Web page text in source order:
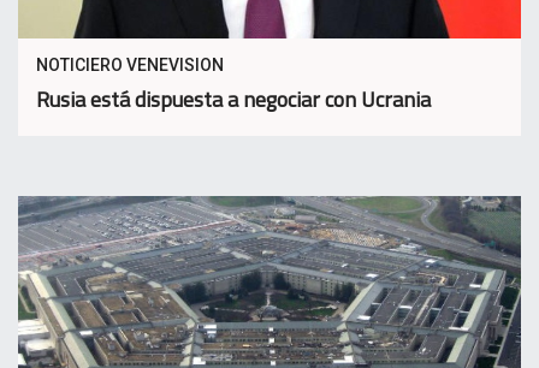
NOTICIERO VENEVISION
Rusia está dispuesta a negociar con Ucrania